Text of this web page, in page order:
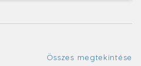
Összes megtekintése